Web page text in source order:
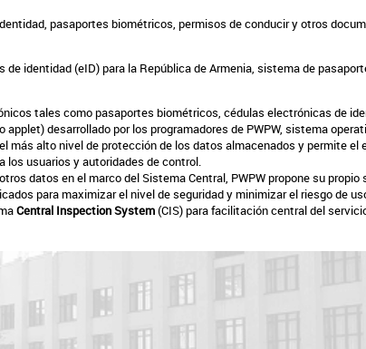
pasaportes biométricos, permisos de conducir y otros
de identidad (eID) para la República de Armenia, sistema de
tales como pasaportes biométricos, cédulas electrónicas de
desarrollado por los programadores de PWPW, sistema
alto nivel de protección de los datos almacenados y permite el
los usuarios y autoridades de control.
datos en el marco del Sistema Central, PWPW propone su propio
para maximizar el nivel de seguridad y minimizar el riesgo de
Central Inspection System(CIS) para facilitación central del